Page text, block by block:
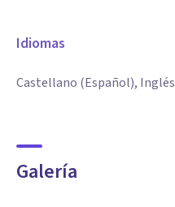
Idiomas
Castellano (Español), Inglés
Galería